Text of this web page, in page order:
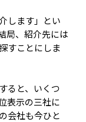
します」とい
局、紹介先には
すことにしま
ると、いくつ
表示の三社に
会社も今ひと